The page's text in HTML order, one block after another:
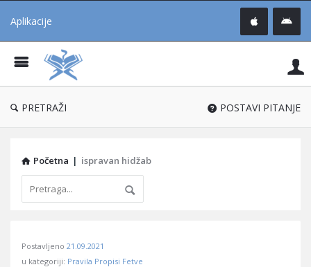
Aplikacije
®
PRETRAŽI POSTAVI PITANJE
Početna | ispravan hidžab
Učene
Postavljeno 21.09.2021
u kategoriji: Pravila Propisi Fetve